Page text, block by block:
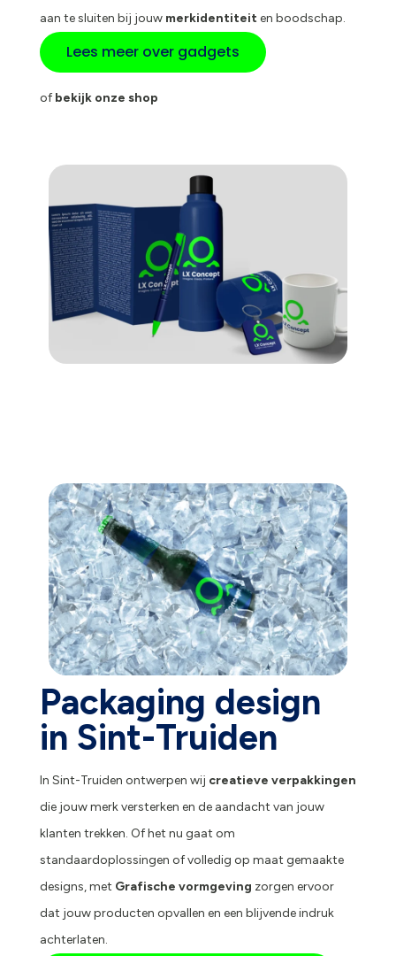
aan te sluiten bij jouw merkidentiteiten boodschap.
Lees meer over gadgets
ofbekijk onze shop
Packaging design
in Sint-Truiden
In Sint-Truiden ontwerpen wij creatieve verpakkingen
die jouw merk versterken en de aandacht van jouw
klanten trekken. Of het nu gaat om
standaardoplossingen of volledig op maat gemaakte
designs, met Grafische vormgeving zorgen ervoor
dat jouw producten opvallen en een blijvende indruk
achterlaten.